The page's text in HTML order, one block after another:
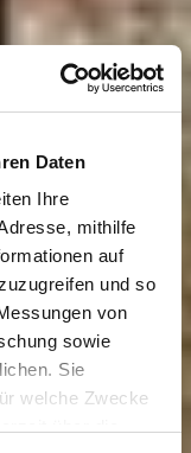
Daten
Ihre
mithilfe
auf
und so
von
sowie
Sie
welche Zwecke